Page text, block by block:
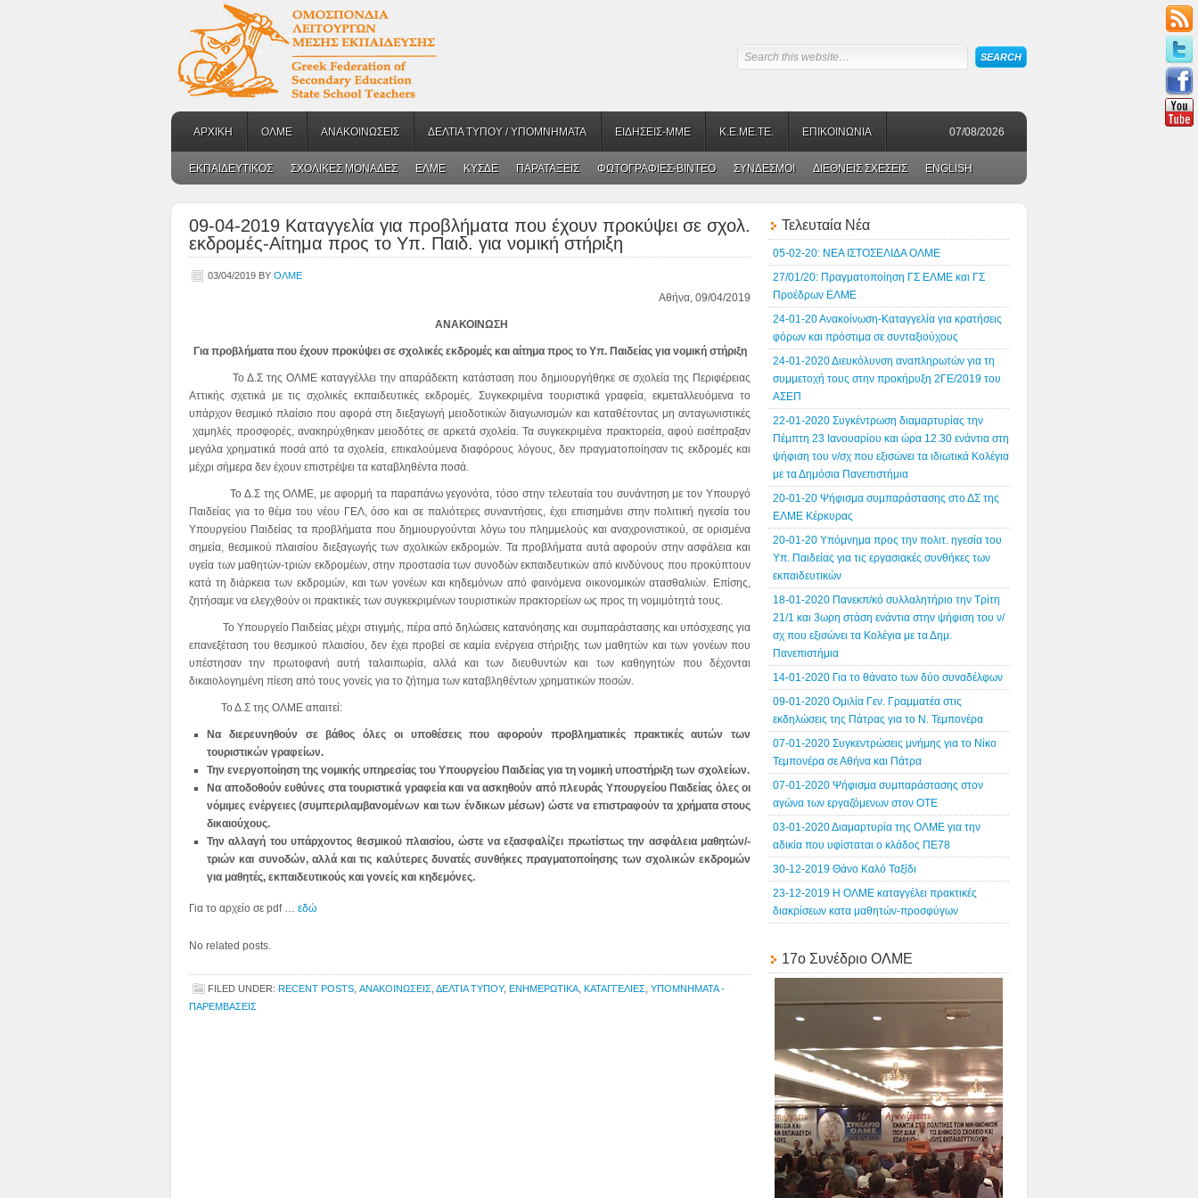
ΑΡΧΙΚΗ ΟΛΜΕ ΑΝΑΚΟΙΝΩΣΕΙΣ ΔΕΛΤΙΑ ΤΥΠΟΥ / ΥΠΟΜΝΗΜΑΤΑ ΕΙΔΗΣΕΙΣ-ΜΜΕ Κ.Ε.ΜΕ.ΤΕ. ΕΠΙΚΟΙΝΩΝΙΑ 07/08/2026
ΕΚΠΑΙΔΕΥΤΙΚΟΣ ΣΧΟΛΙΚΕΣ ΜΟΝΑΔΕΣ ΕΛΜΕ ΚΥΣΔΕ ΠΑΡΑΤΑΞΕΙΣ ΦΩΤΟΓΡΑΦΙΕΣ-BINTEO ΣΥΝΔΕΣΜΟΙ ΔΙΕΘΝΕΙΣ ΣΧΕΣΕΙΣ ENGLISH
09-04-2019 Καταγγελία για προβλήματα που έχουν προκύψει σε σχολ.
εκδρομές-Αίτημα προς το Υπ. Παιδ. για νομική στήριξη
03/04/2019 BY ΟΛΜΕ
Αθήνα, 09/04/2019
ΑΝΑΚΟΙΝΩΣΗ
Για προβλήματα που έχουν προκύψει σε σχολικές εκδρομές και αίτημα προς το Υπ. Παιδείας για νομική στήριξη
Το Δ.Σ της ΟΛΜΕ καταγγέλλει την απαράδεκτη κατάσταση που δημιουργήθηκε σε σχολεία της Περιφέρειας
Αττικής σχετικά με τις σχολικές εκπαιδευτικές εκδρομές. Συγκεκριμένα τουριστικά γραφεία, εκμεταλλευόμενα το
υπάρχον θεσμικό πλαίσιο που αφορά στη διεξαγωγή μειοδοτικών διαγωνισμών και καταθέτοντας μη ανταγωνιστικές
χαμηλές προσφορές, ανακηρύχθηκαν μειοδότες σε αρκετά σχολεία. Τα συγκεκριμένα πρακτορεία, αφού εισέπραξαν
μεγάλα χρηματικά ποσά από τα σχολεία, επικαλούμενα διαφόρους λόγους, δεν πραγματοποίησαν τις εκδρομές και
μέχρι σήμερα δεν έχουν επιστρέψει τα καταβληθέντα ποσά.
Το Δ.Σ της ΟΛΜΕ, με αφορμή τα παραπάνω γεγονότα, τόσο στην τελευταία του συνάντηση με τον Υπουργό
Παιδείας για το θέμα του νέου ΓΕΛ, όσο και σε παλιότερες συναντήσεις, έχει επισημάνει στην πολιτική ηγεσία του
Υπουργείου Παιδείας τα προβλήματα που δημιουργούνται λόγω του πλημμελούς και αναχρονιστικού, σε ορισμένα
σημεία, θεσμικού πλαισίου διεξαγωγής των σχολικών εκδρομών. Τα προβλήματα αυτά αφορούν στην ασφάλεια και
υγεία των μαθητών-τριών εκδρομέων, στην προστασία των συνοδών εκπαιδευτικών από κινδύνους που προκύπτουν
κατά τη διάρκεια των εκδρομών, και των γονέων και κηδεμόνων από φαινόμενα οικονομικών ατασθαλιών. Επίσης,
ζητήσαμε να ελεγχθούν οι πρακτικές των συγκεκριμένων τουριστικών πρακτορείων ως προς τη νομιμότητά τους.
Το Υπουργείο Παιδείας μέχρι στιγμής, πέρα από δηλώσεις κατανόησης και συμπαράστασης και υπόσχεσης για
επανεξέταση του θεσμικού πλαισίου, δεν έχει προβεί σε καμία ενέργεια στήριξης των μαθητών και των γονέων που
υπέστησαν την πρωτοφανή αυτή ταλαιπωρία, αλλά και των διευθυντών και των καθηγητών που δέχονται
δικαιολογημένη πίεση από τους γονείς για το ζήτημα των καταβληθέντων χρηματικών ποσών.
Το Δ.Σ της ΟΛΜΕ απαιτεί:
Να διερευνηθούν σε βάθος όλες οι υποθέσεις που αφορούν προβληματικές πρακτικές αυτών των
τουριστικών γραφείων.
Την ενεργοποίηση της νομικής υπηρεσίας του Υπουργείου Παιδείας για τη νομική υποστήριξη των σχολείων.
Να αποδοθούν ευθύνες στα τουριστικά γραφεία και να ασκηθούν από πλευράς Υπουργείου Παιδείας όλες οι
νόμιμες ενέργειες (συμπεριλαμβανομένων και των ένδικων μέσων) ώστε να επιστραφούν τα χρήματα στους
δικαιούχους.
Την αλλαγή του υπάρχοντος θεσμικού πλαισίου, ώστε να εξασφαλίζει πρωτίστως την ασφάλεια μαθητών/-
τριών και συνοδών, αλλά και τις καλύτερες δυνατές συνθήκες πραγματοποίησης των σχολικών εκδρομών
για μαθητές, εκπαιδευτικούς και γονείς και κηδεμόνες.
Για το αρχείο σε pdf … εδώ
No related posts.
FILED UNDER: RECENT POSTS ΑΝΑΚΟΙΝΩΣΕΙΣ ΔΕΛΤΙΑ ΤΥΠΟΥ, ΕΝΗΜΕΡΩΤΙΚΑ ΚΑΤΑΓΓΕΛΙΕΣ ΥΠΟΜΝΗΜΑΤΑ -
ΠΑΡΕΜΒΑΣΕΙΣ
Τελευταία Νέα
05-02-20: ΝΕΑ ΙΣΤΟΣΕΛΙΔΑ ΟΛΜΕ
27/01/20: Πραγματοποίηση ΓΣ ΕΛΜΕ και ΓΣ
Προέδρων ΕΛΜΕ
24-01-20 Ανακοίνωση-Καταγγελία για κρατήσεις
φόρων και πρόστιμα σε συνταξιούχους
24-01-2020 Διευκόλυνση αναπληρωτών για τη
συμμετοχή τους στην προκήρυξη 2ΓΕ/2019 του
ΑΣΕΠ
22-01-2020 Συγκέντρωση διαμαρτυρίας την
Πέμπτη 23 Ιανουαρίου και ώρα 12.30 ενάντια στη
ψήφιση του ν/σχ που εξισώνει τα ιδιωτικά Κολέγια
με τα Δημόσια Πανεπιστήμια
20-01-20 Ψήφισμα συμπαράστασης στο ΔΣ της
ΕΛΜΕ Κέρκυρας
20-01-20 Υπόμνημα προς την πολιτ. ηγεσία του
Υπ. Παιδείας για τις εργασιακές συνθήκες των
εκπαιδευτικών
18-01-2020 Πανεκπ/κό συλλαλητήριο την Τρίτη
21/1 και 3ωρη στάση ενάντια στην ψήφιση του ν/
σχ που εξισώνει τα Κολέγια με τα Δημ.
Πανεπιστήμια
14-01-2020 Για το θάνατο των δύο συναδέλφων
09-01-2020 Ομιλία Γεν. Γραμματέα στις
εκδηλώσεις της Πάτρας για το Ν. Τεμπονέρα
07-01-2020 Συγκεντρώσεις μνήμης για το Νίκο
Τεμπονέρα σε Αθήνα και Πάτρα
07-01-2020 Ψήφισμα συμπαράστασης στον
αγώνα των εργαζόμενων στον ΟΤΕ
03-01-2020 Διαμαρτυρία της ΟΛΜΕ για την
αδικία που υφίσταται ο κλάδος ΠΕ78
30-12-2019 Θάνο Καλό Ταξίδι
23-12-2019 Η ΟΛΜΕ καταγγέλει πρακτικές
διακρίσεων κατα μαθητών-προσφύγων
17o Συνέδριο ΟΛΜΕ